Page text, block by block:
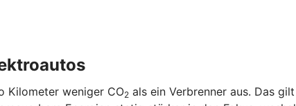
Kilometer weniger CO2 als ein Verbrenner aus. Das